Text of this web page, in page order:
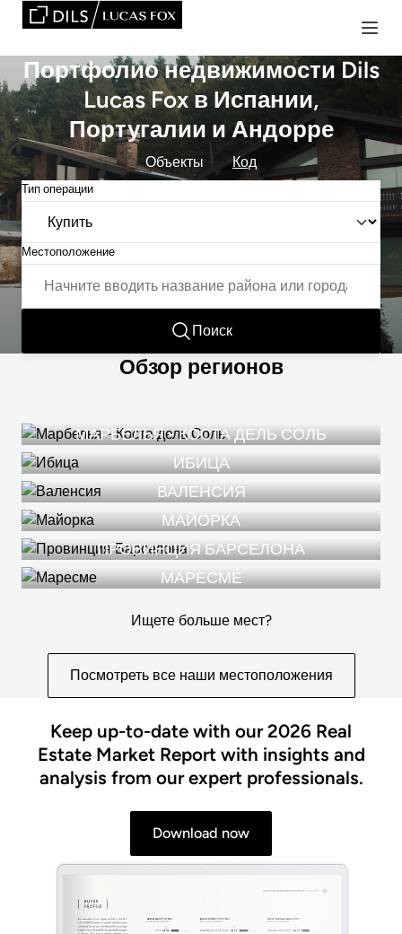
Портфолио недвижимости Dils
Lucas Fox в Испании,
Португалии и Андорре
Объекты Код
Тип операции
Местоположение
Поиск
Обзор регионов
МАРБЕЛЬЯ - КОСТА ДЕЛЬ СОЛЬ
ИБИЦА
ВАЛЕНСИЯ
МАЙОРКА
ПРОВИНЦИЯ БАРСЕЛОНА
МАРЕСМЕ
Ищете больше мест?
Посмотреть все наши местоположения
Keep up-to-date with our 2026 Real
Estate Market Report with insights and
analysis from our expert professionals.
Download now